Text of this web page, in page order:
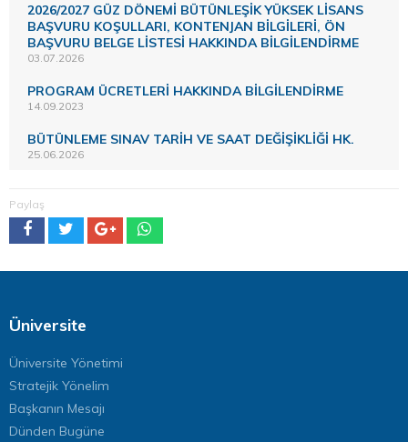
2026/2027 GÜZ DÖNEMİ BÜTÜNLEŞİK YÜKSEK LİSANS
BAŞVURU KOŞULLARI, KONTENJAN BİLGİLERİ, ÖN
BAŞVURU BELGE LİSTESİ HAKKINDA BİLGİLENDİRME
03.07.2026
PROGRAM ÜCRETLERİ HAKKINDA BİLGİLENDİRME
14.09.2023
BÜTÜNLEME SINAV TARİH VE SAAT DEĞİŞİKLİĞİ HK.
25.06.2026
Paylaş
Üniversite
Üniversite Yönetimi
Stratejik Yönelim
Başkanın Mesajı
Dünden Bugüne